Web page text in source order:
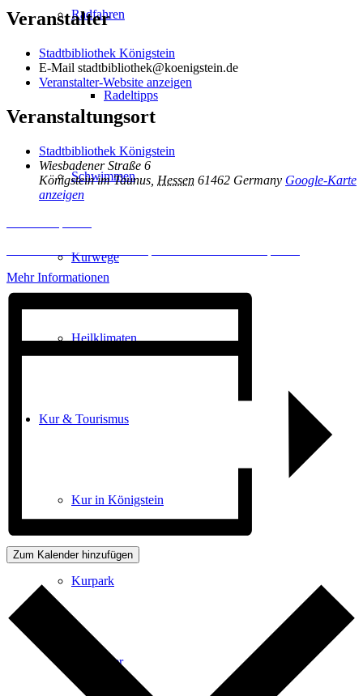
Radfahren
Radeltipps
Schwimmen
Kurwege
Heilklimaten
Kur & Tourismus
Kur in Königstein
Kurpark
Gastgeber
Veranstalter
Stadtbibliothek Königstein
E-Mail stadtbibliothek@koenigstein.de
Veranstalter-Website anzeigen
Veranstaltungsort
Stadtbibliothek Königstein
Wiesbadener Straße 6
Königstein im Taunus Hessen 61462 Germany Google-Karte
anzeigen
Erforderlichen Service akzeptieren und Inhalte entsperren
Mehr Informationen
Zum Kalender hinzufügen